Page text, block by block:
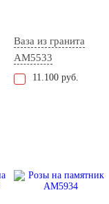
Ваза из гранита
AM5533
11.100 руб.